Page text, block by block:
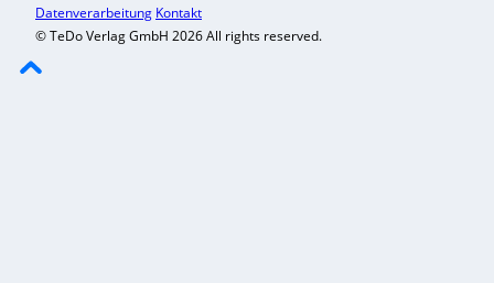
Datenverarbeitung Kontakt
© TeDo Verlag GmbH 2026 All rights reserved.